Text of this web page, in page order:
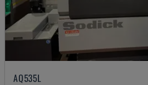
AQ535L